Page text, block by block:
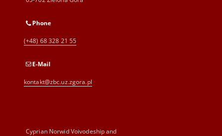
Phone
(+48) 68 328 21 55
E-Mail
kontakt@zbc.uz.zgora.pl
Cyprian Norwid Voivodeship and